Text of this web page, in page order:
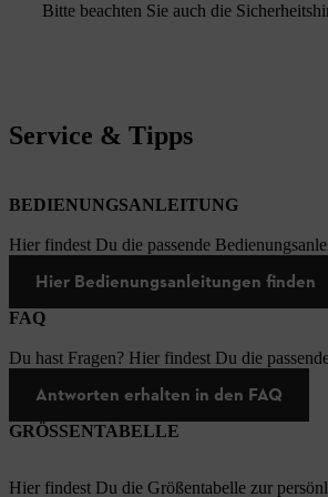
Bitte beachten Sie auch die
Service & Tipps
BEDIENUNGSANLEITUNG
Hier findest Du die passende
Hier Bedienungsanleitungen finden
FAQ
Du hast Fragen? Hier findest Du die
Antworten erhalten in den FAQ
GRÖSSENTABELLE
Hier findest Du die Größentabelle zur